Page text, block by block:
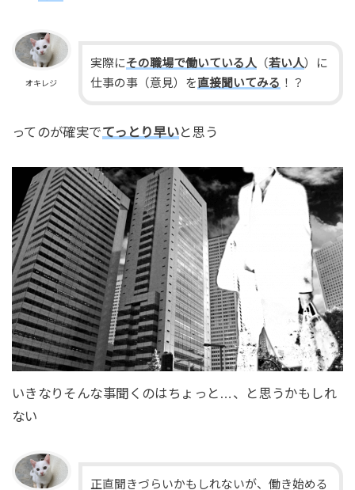
オキレジ
実際にその職場で働いている人 （若い人）に
仕事の事（意見）を直接聞いてみる ！？
ってのが確実でてっとり早いと思う
いきなりそんな事聞くのはちょっと…、と思うかもしれ
ない
正直聞きづらいかもしれないが、働き始める